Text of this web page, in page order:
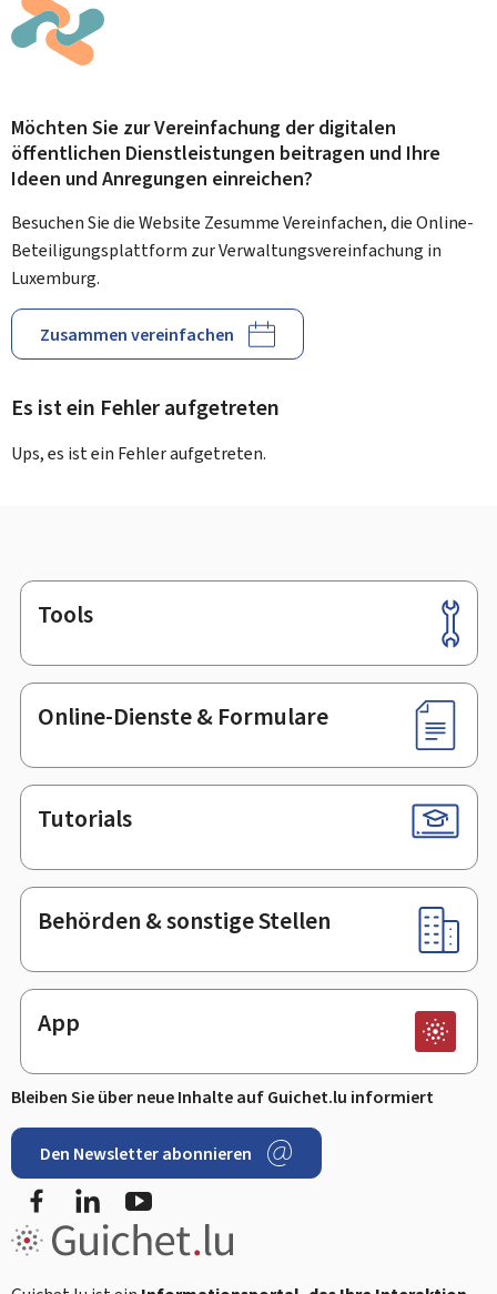
Möchten Sie zur Vereinfachung der digitalen
öffentlichen Dienstleistungen beitragen und Ihre
Ideen und Anregungen einreichen?
Besuchen Sie die Website Zesumme Vereinfachen, die Online-
Beteiligungsplattform zur Verwaltungsvereinfachung in
Luxemburg.
Zusammen vereinfachen
Es ist ein Fehler aufgetreten
Ups, es ist ein Fehler aufgetreten.
Footer
Tools
Online-Dienste & Formulare
Tutorials
Behörden & sonstige Stellen
App
Bleiben Sie über neue Inhalte auf Guichet.lu informiert
Den Newsletter abonnieren
FacebookLinkedIn